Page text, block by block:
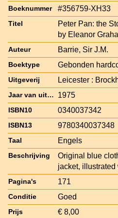
Boeknummer #356759-XH33
Titel
Peter Pan: the
by Eleanor
Auteur Barrie, Sir J.M.
Boektype Gebonden
Uitgeverij Leicester :
Jaar van uitgave 1975
ISBN10 0340037342
ISBN13 9780340037348
Taal Engels
Beschrijving
Original blue
jacket,
Pagina's 171
Conditie Goed
Prijs € 8,00